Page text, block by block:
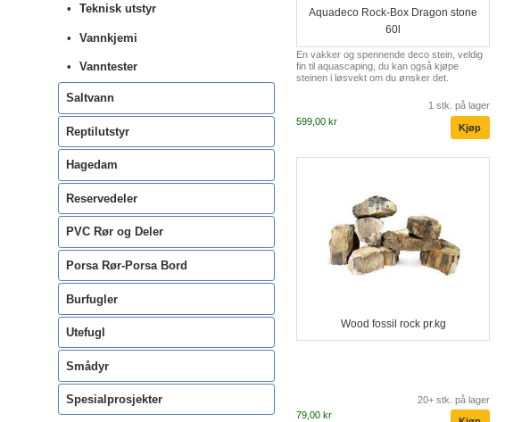
Aquadeco Rock-Box Dragon stone
60l
En vakker og spennende deco stein, veldig
fin til aquascaping, du kan også kjøpe
steinen i løsvekt om du ønsker det.
1 stk. på lager
599,00 kr
Wood fossil rock pr.kg
20+ stk. på lager
79,00 kr
Teknisk utstyr
Vannkjemi
Vanntester
Saltvann
Reptilutstyr
Hagedam
Reservedeler
PVC Rør og Deler
Porsa Rør-Porsa Bord
Burfugler
Utefugl
Smådyr
Spesialprosjekter